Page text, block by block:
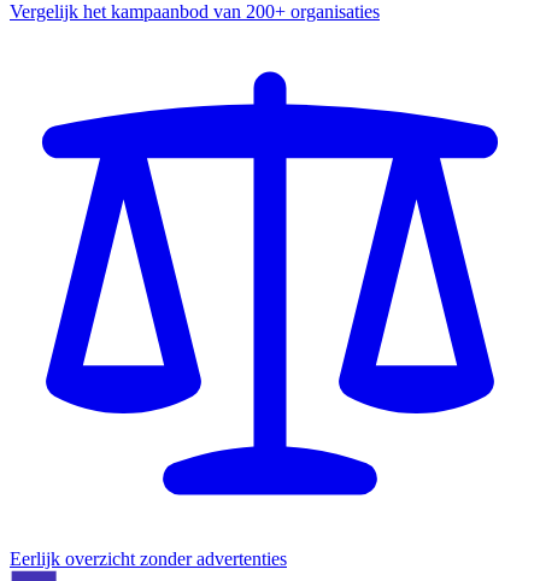
Vergelijk het kampaanbod van 200+ organisaties
Eerlijk overzicht zonder advertenties